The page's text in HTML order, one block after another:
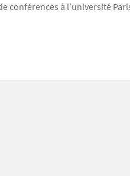
conférences à l’université